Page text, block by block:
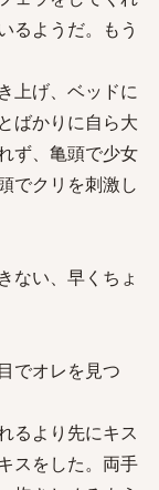
るようだ。もう
上げ、ベッドに
ばかりに自ら大
ず、亀頭で少女
でクリを刺激し
ない、早くちょ
でオレを見つ
るより先にキス
スをした。両手